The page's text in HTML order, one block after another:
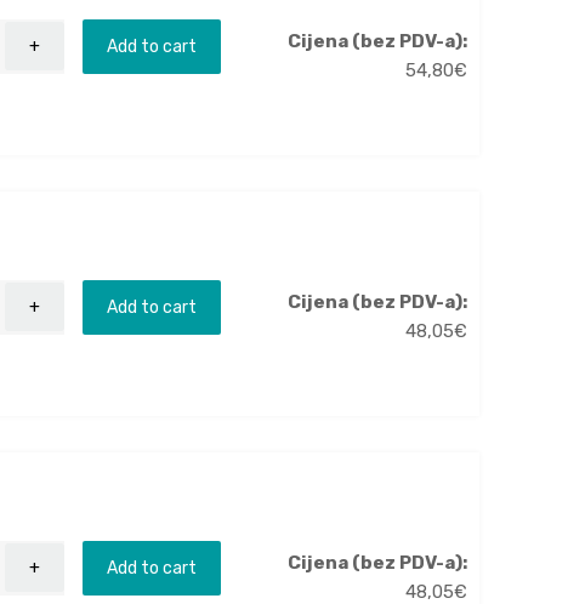
Add to cart
Cijena (bez PDV-a):
54,80€
Add to cart
Cijena (bez PDV-a):
48,05€
Add to cart
Cijena (bez PDV-a):
48,05€